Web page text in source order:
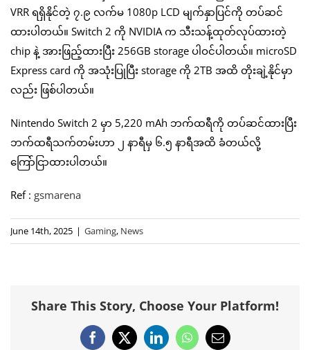
VRR ရရှိနိုင်တဲ့ ၇.၉ လက်မ 1080p LCD မျက်နှာပြင်ကို တပ်ဆင်
ထားပါတယ်။ Switch 2 ကို NVIDIA က သီးသန့်ထုတ်လုပ်ထားတဲ့
chip နဲ့ အားဖြည့်ထားပြီး 256GB storage ပါဝင်ပါတယ်။ microSD
Express card ကို အသုံးပြုပြီး storage ကို 2TB အထိ တိုးချဲ့နိုင်မှာ
လည်း ဖြစ်ပါတယ်။
Nintendo Switch 2 မှာ 5,220 mAh ဘက်ထရီကို တပ်ဆင်ထားပြီး
ဘက်ထရီသက်တမ်းဟာ ၂ နာရီမှ ၆.၅ နာရီအထိ ခံတယ်လို့
ကြော်ငြာထားပါတယ်။
Ref : gsmarena
June 14th, 2025 | Gaming, News
Share This Story, Choose Your Platform!
Facebook
X LinkedInWhatsApp
Email